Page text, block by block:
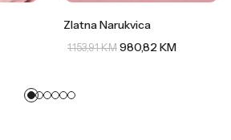
Zlatna Narukvica
1.153,91KM 980,82KM